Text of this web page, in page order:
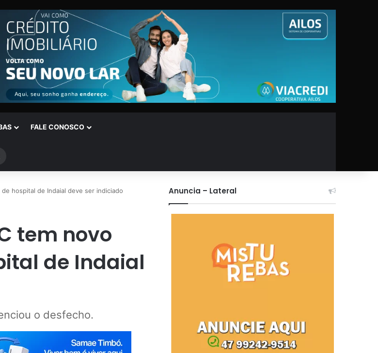
FALE CONOSCO
por
hospital de Indaial deve ser indiciado
tem novo
de Indaial
o desfecho.
Anuncia – Lateral